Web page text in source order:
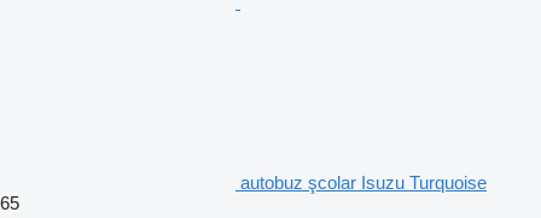
autobuz şcolar Isuzu Turquoise
65